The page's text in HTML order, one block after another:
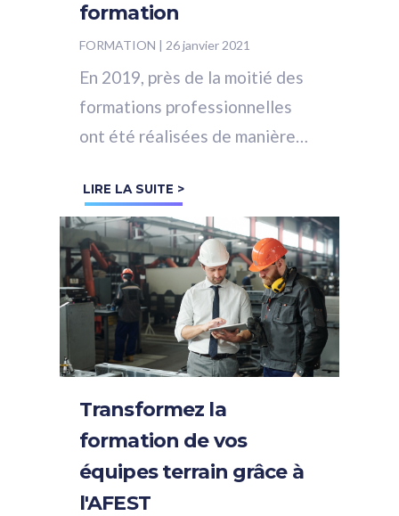
formation
FORMATION | 26 janvier 2021
En 2019, près de la moitié des
formations professionnelles
ont été réalisées de manière
un formateur.
LIRE LA SUITE >
Transformez la
formation de vos
équipes terrain grâce à
l'AFEST